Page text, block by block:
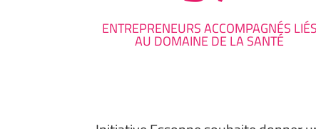
ENTREPRENEURS ACCOMPAGNÉS LIÉS
AU DOMAINE DE LA SANTÉ